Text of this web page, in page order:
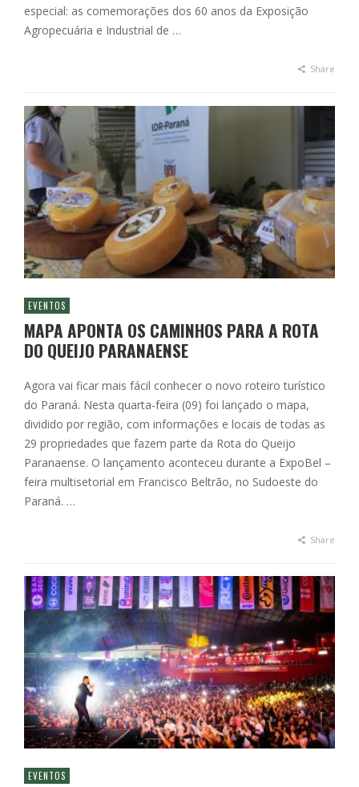
especial: as comemorações dos 60 anos da Exposição
Agropecuária e Industrial de …
Share
EVENTOS
MAPA APONTA OS CAMINHOS PARA A ROTA
DO QUEIJO PARANAENSE
Agora vai ficar mais fácil conhecer o novo roteiro turístico
do Paraná. Nesta quarta-feira (09) foi lançado o mapa,
dividido por região, com informações e locais de todas as
29 propriedades que fazem parte da Rota do Queijo
Paranaense. O lançamento aconteceu durante a ExpoBel –
feira multisetorial em Francisco Beltrão, no Sudoeste do
Paraná. …
Share
EVENTOS